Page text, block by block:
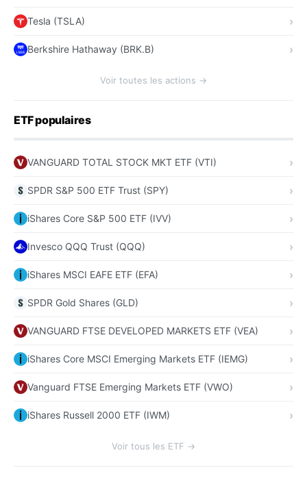
Tesla (TSLA)
Berkshire Hathaway (BRK.B)
Voir toutes les actions →
ETF populaires
VANGUARD TOTAL STOCK MKT ETF (VTI)
SPDR S&P 500 ETF Trust (SPY)
iShares Core S&P 500 ETF (IVV)
Invesco QQQ Trust (QQQ)
iShares MSCI EAFE ETF (EFA)
SPDR Gold Shares (GLD)
VANGUARD FTSE DEVELOPED MARKETS ETF (VEA)
iShares Core MSCI Emerging Markets ETF (IEMG)
Vanguard FTSE Emerging Markets ETF (VWO)
iShares Russell 2000 ETF (IWM)
Voir tous les ETF →